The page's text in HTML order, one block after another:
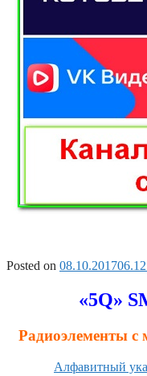
Posted on 08.10.2017
«5Q»
Радиоэлементы с
Алфавитный